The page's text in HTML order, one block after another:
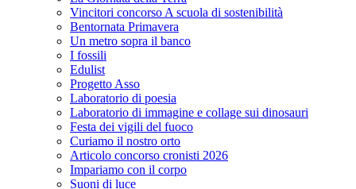
Vincitori concorso A scuola di sostenibilità
Bentornata Primavera
Un metro sopra il banco
I fossili
Edulist
Progetto Asso
Laboratorio di poesia
Laboratorio di immagine e collage sui dinosauri
Festa dei vigili del fuoco
Curiamo il nostro orto
Articolo concorso cronisti 2026
Impariamo con il corpo
Suoni di luce